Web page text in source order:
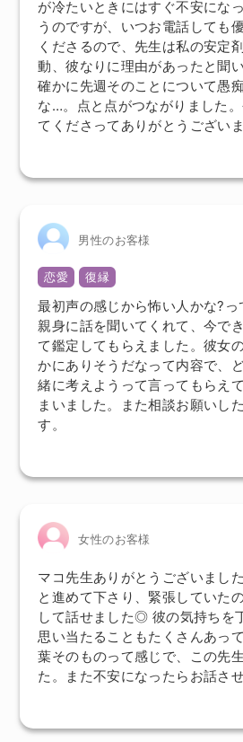
が冷たいときにはすぐ不安にな
うのですが、いつお電話しても
くださるので、先生は私の安定
動、彼なりに理由があったと聞
確かに先週そのことについて愚
な…。点と点がつながりました
てくださってありがとうござい
男性のお客様
恋愛 復縁
最初声の感じから怖い人かな?っ
親身に話を聞いてくれて、今で
て鑑定してもらえました。彼女
かにありそうだなって内容で、
緒に考えようって言ってもらえ
まいました。また相談お願いし
す。
女性のお客様
マコ先生ありがとうございまし
と進めて下さり、緊張していた
して話せました◎ 彼の気持ちを
思い当たることもたくさんあっ
葉そのものって感じで、この先
た。また不安になったらお話さ